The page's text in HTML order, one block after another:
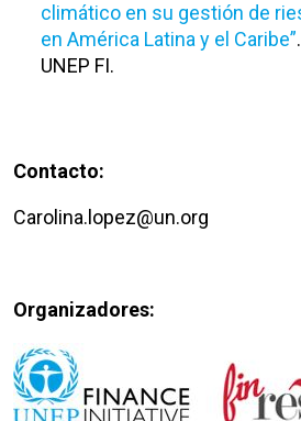
climático en su gestión de
en América Latina y el Caribe”
UNEP FI.
Contacto:
Carolina.lopez@un.org
Organizadores: